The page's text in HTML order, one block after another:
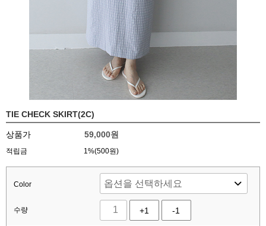
TIE CHECK SKIRT(2C)
상품가 59,000원
적립금 1%(500원)
Color
수량 +1 -1